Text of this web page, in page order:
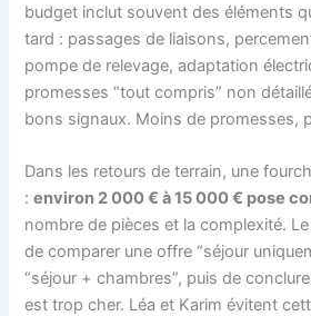
budget inclut souvent des éléments
tard : passages de liaisons,
pompe de relevage, adaptation
promesses “tout compris” non
bons signaux. Moins de promesses,
Dans les retours de terrain, une
:environ 2 000 € à 15 000 € pose
nombre de pièces et la complexité.
de comparer une offre “séjour
“séjour + chambres”, puis de
est trop cher. Léa et Karim évitent